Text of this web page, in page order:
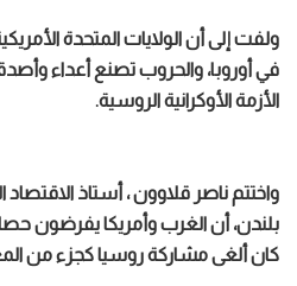
ولفت إلى أن الولايات المتحدة
في أوروبا، والحروب تصنع أعداء
الأزمة الأوكرانية الروسية.
واختتم ناصر قلاوون ، أستاذ
بلندن، أن الغرب وأمريكا يفرضون
كان ألغى مشاركة روسيا كجزء من